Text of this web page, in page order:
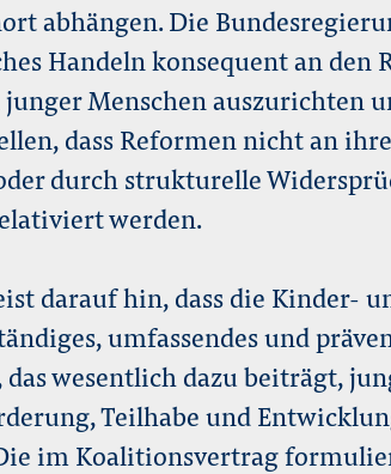
abhängen. Die
Handeln konsequent an den
Menschen auszurichten
dass Reformen nicht an
durch strukturelle
werden.
darauf hin, dass die Kinder-
umfassendes und
das wesentlich dazu beiträgt,
Teilhabe und
im Koalitionsvertrag